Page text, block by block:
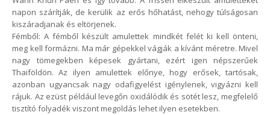
napon szárítják, de kerülik az erős hőhatást, nehogy túlságosan
kiszáradjanak és eltörjenek.
Fémből: A fémből készült amulettek mindkét felét ki kell önteni,
meg kell formázni. Ma már gépekkel vágják a kívánt méretre. Mivel
nagy tömegekben képesek gyártani, ezért igen népszerűek
Thaiföldön. Az ilyen amulettek előnye, hogy erősek, tartósak,
azonban ugyancsak nagy odafigyelést igénylenek, vigyázni kell
rájuk. Az ezüst például levegőn oxidálódik és sötét lesz, megfelelő
tisztító folyadék viszont megoldás lehet ilyen esetekben.